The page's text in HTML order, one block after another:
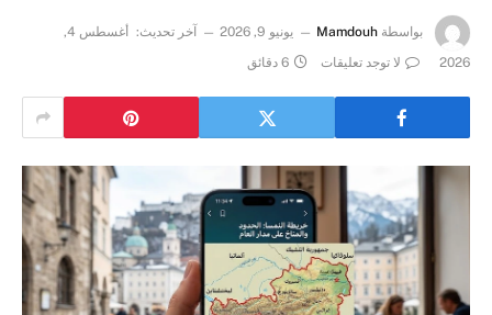
بواسطة Mamdouh يونيو 9, 2026 آخر تحديث:
أغسطس 4,
2026
لا توجد تعليقات 6 دقائق